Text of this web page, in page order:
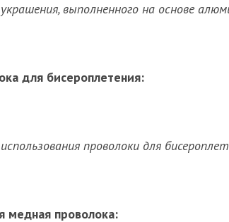
выполненного на основе
для бисероплетения:
проволоки для
медная проволока: